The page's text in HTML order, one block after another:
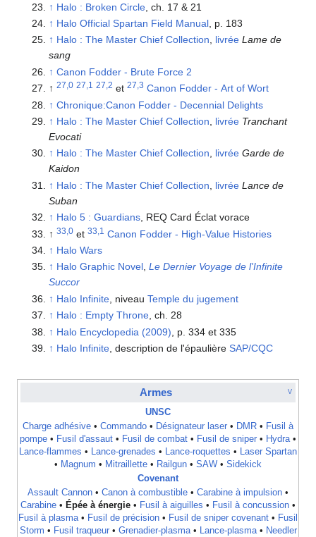
↑ Halo : Broken Circle, ch. 17 & 21
↑ Halo Official Spartan Field Manual, p. 183
↑ Halo : The Master Chief Collection, livrée Lame de
sang
↑ Canon Fodder - Brute Force 2
↑ 27,0 27,1 27,2 et 27,3 Canon Fodder - Art of Wort
↑ Chronique:Canon Fodder - Decennial Delights
↑ Halo : The Master Chief Collection livrée Tranchant
Evocati
↑ Halo : The Master Chief Collection, livrée Garde de
Kaidon
↑ Halo : The Master Chief Collection livrée Lance de
Suban
↑ Halo 5 : Guardians, REQ Card Éclat vorace
↑ 33,0et 33,1 Canon Fodder - High-Value Histories
↑ Halo Wars
↑ Halo Graphic Novel, Le Dernier Voyage de l'Infinite
Succor
↑ Halo Infinite, niveau Temple du jugement
↑ Halo : Empty Throne, ch. 28
↑ Halo Encyclopedia (2009) , p. 334 et 335
↑ Halo Infinite, description de l'épaulière SAP/CQC
V
Armes
UNSC
Charge adhésive • Commando • Désignateur laser • DMR • Fusil à
pompe • Fusil d'assaut • Fusil de combat • Fusil de sniper • Hydra•
Lance-flammes • Lance-grenades • Lance-roquettes • Laser Spartan
• Magnum • Mitraillette • Railgun • SAW • Sidekick
Covenant
Assault Cannon • Canon à combustible • Carabine à impulsion •
Carabine • Épée à énergie • Fusil à aiguilles • Fusil à concussion •
Fusil à plasma• Fusil de précision • Fusil de sniper covenant • Fusil
Storm • Fusil traqueur• Grenadier-plasma• Lance-plasma• Needler